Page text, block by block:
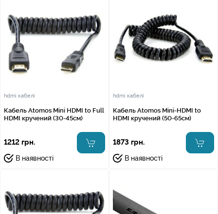
hdmi кабелі
Кабель Atomos Mini HDMI to Full
HDMI кручений (30-45см)
1212 грн.
В наявності
hdmi кабелі
Кабель Atomos Mini-HDMI to
HDMI кручений (50-65см)
1873 грн.
В наявності